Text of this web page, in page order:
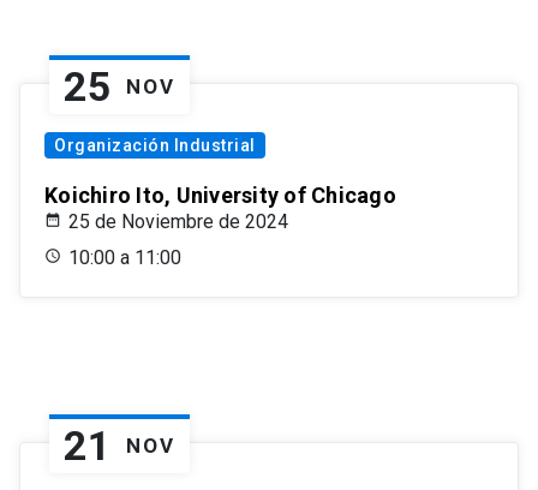
25 NOV
Organización Industrial
Koichiro Ito, University of Chicago
25 de Noviembre de 2024
10:00 a 11:00
21 NOV